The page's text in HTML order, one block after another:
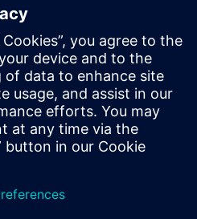
és kapcsolatfelvételi űrlapjai
- csak a 8883 és 443-as